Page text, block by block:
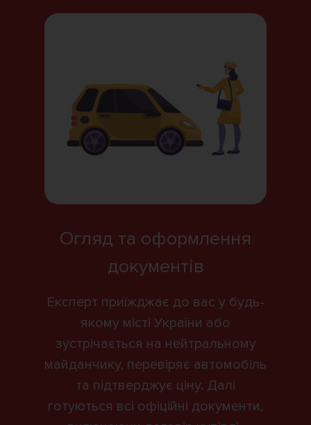
Огляд та оформлення
документів
Експерт приїжджає до вас у будь-
якому місті України або
зустрічається на нейтральному
майданчику, перевіряє автомобіль
та підтверджує ціну. Далі
готуються всі офіційні документи,